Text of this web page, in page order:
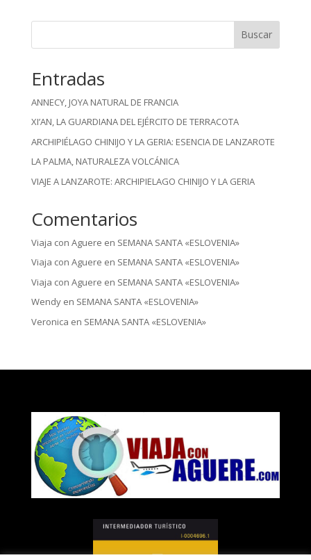
Buscar
Entradas
ANNECY, JOYA NATURAL DE FRANCIA
XI’AN, LA GUARDIANA DEL EJÉRCITO DE TERRACOTA
ARCHIPIÉLAGO CHINIJO Y LA GERIA: ESENCIA DE LANZAROTE
LA PALMA, NATURALEZA VOLCÁNICA
VIAJE A LANZAROTE: ARCHIPIELAGO CHINIJO Y LA GERIA
Comentarios
Viaja con Aguere en SEMANA SANTA «ESLOVENIA»
Viaja con Aguere en SEMANA SANTA «ESLOVENIA»
Viaja con Aguere en SEMANA SANTA «ESLOVENIA»
Wendyen SEMANA SANTA «ESLOVENIA»
Veronica en SEMANA SANTA «ESLOVENIA»